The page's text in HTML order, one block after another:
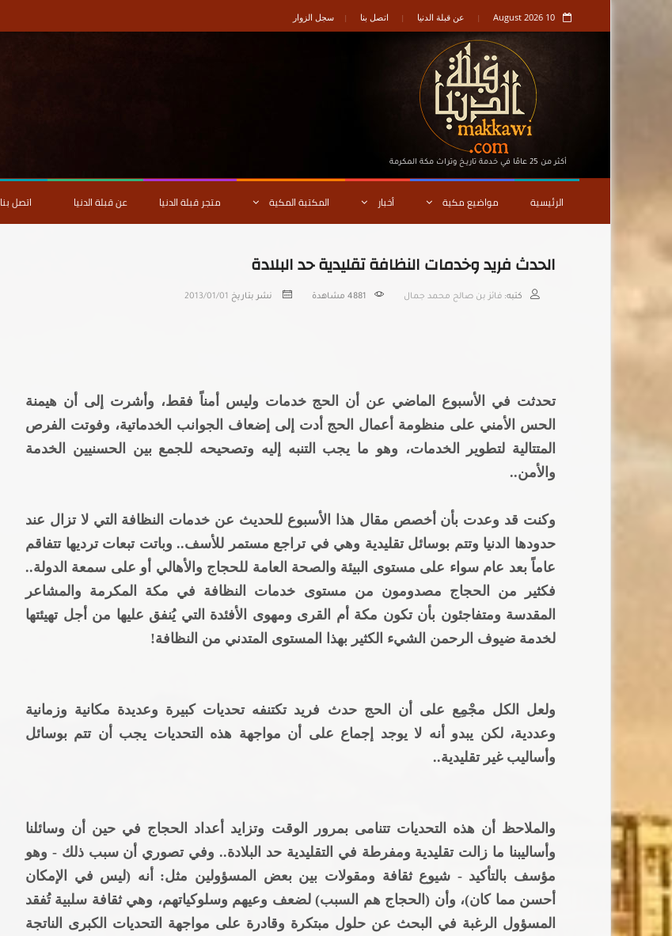
10 August 2026 عن قبلة الدنيا اتصل بنا سجل الزوار
أكثر من 25 عامًا في خدمة تاريـخ وتراث مكة المكرمة
الرئيسية مواضيع مكية أخبار المكتبة المكية متجر قبلة الدنيا عن قبلة الدنيا اتصل بنا
الحدث فريد وخدمات النظافة تقليدية حد البلادة
كتبه: فائز بن صالح محمد جمال 4881 مشاهدة نشر بتاريخ 2013/01/01
تحدثت في الأسبوع الماضي عن أن الحج خدمات وليس أمناً فقط، وأشرت إلى أن هيمنة
الحس الأمني على منظومة أعمال الحج أدت إلى إضعاف الجوانب الخدماتية، وفوتت الفرص
المتتالية لتطوير الخدمات، وهو ما يجب التنبه إليه وتصحيحه للجمع بين الحسنيين الخدمة
والأمن..
وكنت قد وعدت بأن أخصص مقال هذا الأسبوع للحديث عن خدمات النظافة التي لا تزال عند
حدودها الدنيا وتتم بوسائل تقليدية وهي في تراجع مستمر للأسف.. وباتت تبعات ترديها تتفاقم
عاماً بعد عام سواء على مستوى البيئة والصحة العامة للحجاج والأهالي أو على سمعة الدولة..
فكثير من الحجاج مصدومون من مستوى خدمات النظافة في مكة المكرمة والمشاعر
المقدسة ومتفاجئون بأن تكون مكة أم القرى ومهوى الأفئدة التي يُنفق عليها من أجل تهيئتها
لخدمة ضيوف الرحمن الشيء الكثير بهذا المستوى المتدني من النظافة!
ولعل الكل مجْمِع على أن الحج حدث فريد تكتنفه تحديات كبيرة وعديدة مكانية وزمانية
وعددية، لكن يبدو أنه لا يوجد إجماع على أن مواجهة هذه التحديات يجب أن تتم بوسائل
وأساليب غير تقليدية..
والملاحظ أن هذه التحديات تتنامى بمرور الوقت وتزايد أعداد الحجاج في حين أن وسائلنا
وأساليبنا ما زالت تقليدية ومفرطة في التقليدية حد البلادة.. وفي تصوري أن سبب ذلك - وهو
مؤسف بالتأكيد - شيوع ثقافة ومقولات بين بعض المسؤولين مثل: أنه (ليس في الإمكان
أحسن مما كان)، وأن (الحجاج هم السبب) لضعف وعيهم وسلوكياتهم، وهي ثقافة سلبية تُفقد
المسؤول الرغبة في البحث عن حلول مبتكرة وقادرة على مواجهة التحديات الكبرى الناتجة